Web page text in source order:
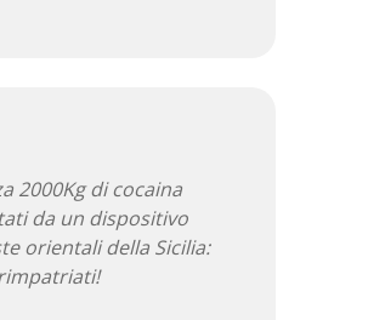
2000Kg di cocaina
da un dispositivo
orientali della Sicilia: